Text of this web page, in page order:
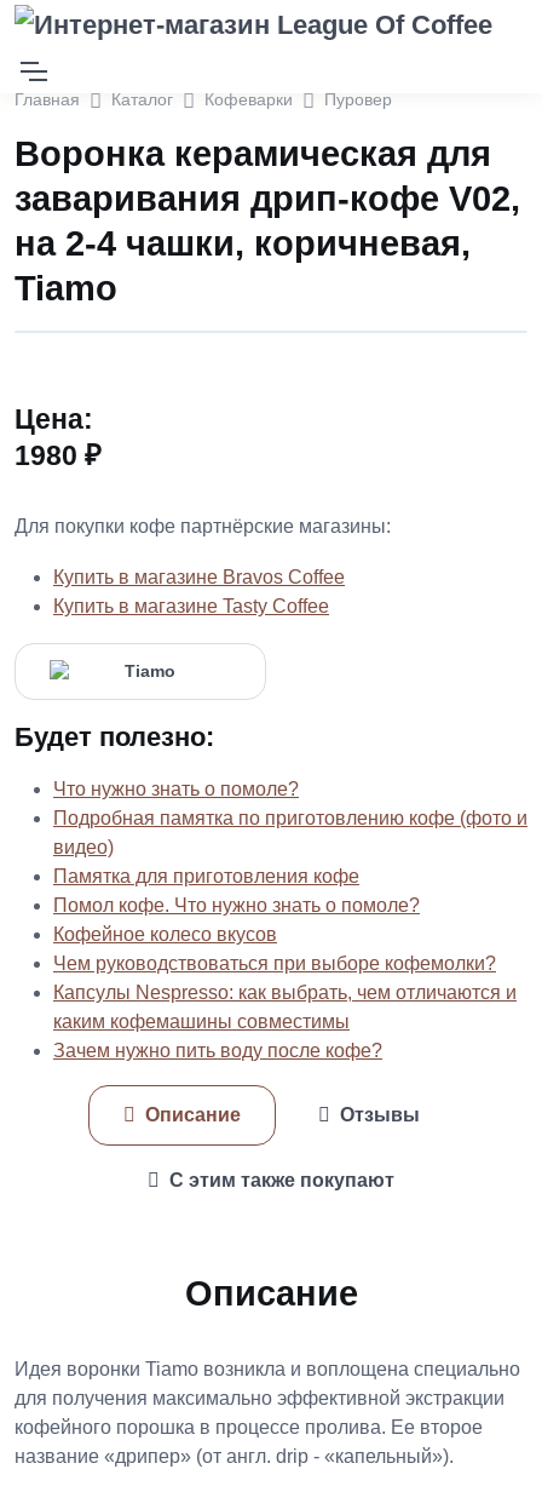
Главная Каталог Кофеварки Пуровер
Воронка керамическая для
заваривания дрип-кофе V02,
на 2-4 чашки, коричневая,
Tiamo
Цена:
1980 ₽
Для покупки кофе партнёрские магазины:
Купить в магазине Bravos Coffee
Купить в магазине Tasty Coffee
Будет полезно:
Что нужно знать о помоле?
Подробная памятка по приготовлению кофе (фото и
видео)
Памятка для приготовления кофе
Помол кофе. Что нужно знать о помоле?
Кофейное колесо вкусов
Чем руководствоваться при выборе кофемолки?
Капсулы Nespresso: как выбрать, чем отличаются и
каким кофемашины совместимы
Зачем нужно пить воду после кофе?
Описание Отзывы
С этим также покупают
Описание
Идея воронки Tiamo возникла и воплощена специально
для получения максимально эффективной экстракции
кофейного порошка в процессе пролива. Ее второе
название «дрипер» (от англ. drip - «капельный»).